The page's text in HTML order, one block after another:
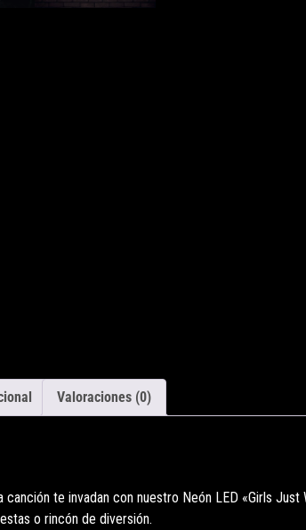
Valoraciones (0)
canción te invadan con nuestro Neón LED «Girls
o rincón de diversión.